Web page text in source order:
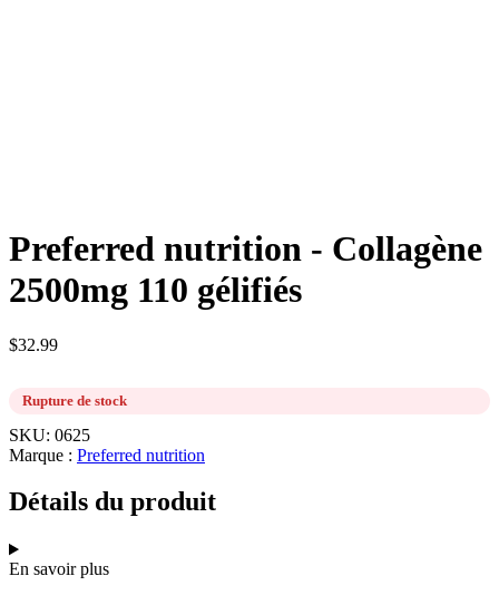
Preferred nutrition - Collagène
2500mg 110 gélifiés
$32.99
Rupture de stock
SKU: 0625
Marque : Preferred nutrition
Détails du produit
En savoir plus